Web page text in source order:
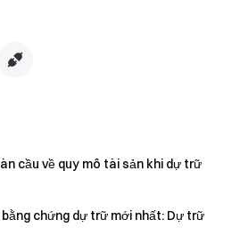
tuân thủ toàn cầu.
tiếp tục phát triển, sự phối hợp
của ngành tài sản số. Thông qua
Gate Pay, Gate đang kết nối sâu
hệ thống tài chính toàn cầu,
lực về thanh khoản tổ chức, mạng
toán xuyên biên giới.
cầu về quy mô tài sản khi dự trữ
chứng dự trữ mới nhất: Dự trữ